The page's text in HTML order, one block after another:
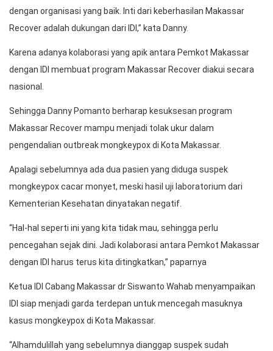
dengan organisasi yang baik. Inti dari keberhasilan Makassar
Recover adalah dukungan dari IDI,” kata Danny.
Karena adanya kolaborasi yang apik antara Pemkot Makassar
dengan IDI membuat program Makassar Recover diakui secara
nasional.
Sehingga Danny Pomanto berharap kesuksesan program
Makassar Recover mampu menjadi tolak ukur dalam
pengendalian outbreak mongkeypox di Kota Makassar.
Apalagi sebelumnya ada dua pasien yang diduga suspek
mongkeypox cacar monyet, meski hasil uji laboratorium dari
Kementerian Kesehatan dinyatakan negatif.
“Hal-hal seperti ini yang kita tidak mau, sehingga perlu
pencegahan sejak dini. Jadi kolaborasi antara Pemkot Makassar
dengan IDI harus terus kita ditingkatkan,” paparnya
Ketua IDI Cabang Makassar dr Siswanto Wahab menyampaikan
IDI siap menjadi garda terdepan untuk mencegah masuknya
kasus mongkeypox di Kota Makassar.
“Alhamdulillah yang sebelumnya dianggap suspek sudah